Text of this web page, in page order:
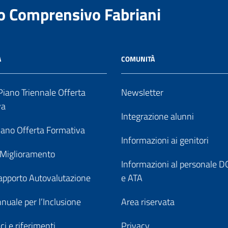
Fabriani
Triennale Offerta
Offerta Formativa
Autovalutazione
per l’Inclusione
COMUNITÀ
Newsletter
Integrazione alunni
Informazioni ai genitori
Informazioni al personale
e ATA
Area riservata